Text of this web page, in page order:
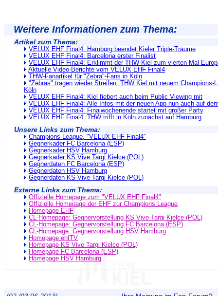
Weitere Informationen zum Thema:
Artikel zum Thema:
VELUX EHF Final4: Hamburg beendet Kieler Triple-Träume
VELUX EHF Final4: Barcelona erster Finalist
VELUX EHF Final4: Erklimmt der THW Kiel zum vierten Mal
Aktuelle Video-Berichte vom VELUX EHF Final4
THW-Fanartikel für "Zebra"-Fans in Köln
"Zebras" tragen wieder Streifen: THW Kiel mit neuem Champions-
Köln
VELUX EHF Final4: Kiel fiebert auch beim Public Viewing mit
VELUX EHF Final4: Alle Infos mit der neuen App nun auch auf
VELUX EHF Final4: Finalwochenende startet mit großer Party
VELUX EHF Final4: THW trifft in Köln zunächst auf Hamburg
Unsere Links zum Thema:
Champions League, "VELUX EHF Final4"
Gegnerkader FC Barcelona (ESP)
Gegnerkader HSV Hamburg
Gegnerkader KS Vive Targi Kielce (POL)
Gegnerdaten FC Barcelona (ESP)
Gegnerdaten HSV Hamburg
Gegnerdaten KS Vive Targi Kielce (POL)
Externe Links zum Thema:
Offizielle Homepage zum "VELUX EHF Final4"
Offizielle Homepage der EHF zur Champions League
Homepage EHF
CL-Homepage: Gegnervorstellung KS Vive Targi Kielce (POL)
CL-Homepage: Gegnervorstellung FC Barcelona (ESP)
CL-Homepage: Gegnervorstellung HSV Hamburg
Homepage ehfTV
Homepage KS Vive Targi Kielce (POL)
Homepage FC Barcelona (ESP)
Homepage HSV Hamburg